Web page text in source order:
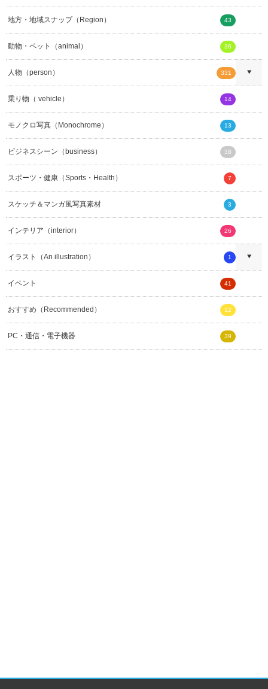
地方・地域スナップ（Region） 43
動物・ペット（animal） 36
人物（person） 331
乗り物（ vehicle） 14
モノクロ写真（Monochrome） 13
ビジネスシーン（business） 38
スポーツ・健康（Sports・Health） 7
スケッチ＆マンガ風写真素材 3
インテリア（interior） 26
イラスト（An illustration） 1
イベント 41
おすすめ（Recommended） 12
PC・通信・電子機器 39